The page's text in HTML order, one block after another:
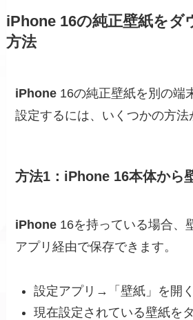
iPhone 16の純正壁紙をダ
方法
iPhone 16の純正壁紙を別の端
設定するには、いくつかの方法
方法1：iPhone 16本体から
iPhone 16を持っている場合、
アプリ経由で保存できます。
設定アプリ→「壁紙」を開く
現在設定されている壁紙を